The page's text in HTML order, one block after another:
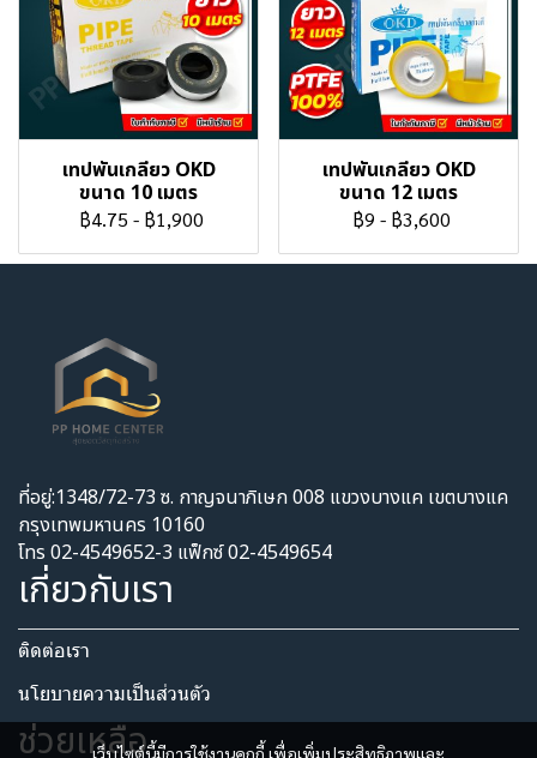
เทปพันเกลียว OKD
ขนาด 10 เมตร
฿4.75 - ฿1,900
เทปพันเกลียว OKD
ขนาด 12 เมตร
฿9 - ฿3,600
เว็บไซต์นี้มีการใช้งานคุกกี้ เพื่อเพิ่มประสิทธิภาพและ
ที่อยู่:1348/72-73 ซ. กาญจนาภิเษก 008 แขวงบางแค เขตบางแค
กรุงเทพมหานคร 10160
โทร 02-4549652-3 แฟ็กซ์ 02-4549654
เกี่ยวกับเรา
ติดต่อเรา
นโยบายความเป็นส่วนตัว​
ช่วยเหลือ